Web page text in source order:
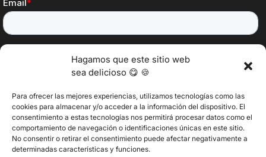
Hagamos que este sitio web
sea delicioso 😋 🍪
Para ofrecer las mejores experiencias, utilizamos tecnologías como las
cookies para almacenar y/o acceder a la información del dispositivo. El
consentimiento a estas tecnologías nos permitirá procesar datos como el
comportamiento de navegación o identificaciones únicas en este sitio.
No consentir o retirar el consentimiento puede afectar negativamente a
determinadas características y funciones.
@2025 Vertitech. Todos los derechos reservados.
Política de privacidad